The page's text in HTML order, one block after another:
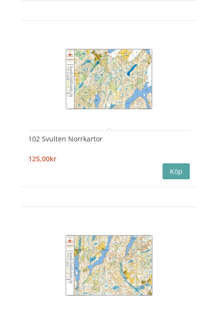
102 Svulten Norrkartor
125,00kr